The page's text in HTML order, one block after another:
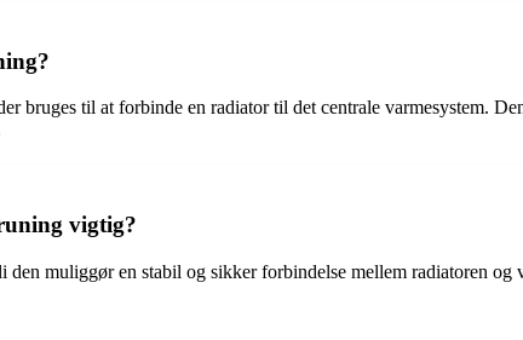
bruges til at forbinde en radiator til det centrale varmesystem.
vigtig?
muliggør en stabil og sikker forbindelse mellem radiatoren